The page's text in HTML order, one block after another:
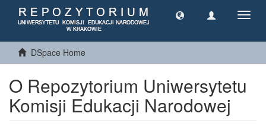
DSpace Home
O Repozytorium Uniwersytetu
Komisji Edukacji Narodowej